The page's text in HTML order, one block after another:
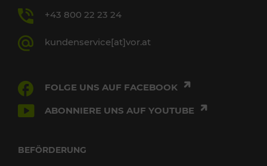
+43 800 22 23 24
kundenservice[at]vor.at
FOLGE UNS AUF FACEBOOK
ABONNIERE UNS AUF YOUTUBE
BEFÖRDERUNG